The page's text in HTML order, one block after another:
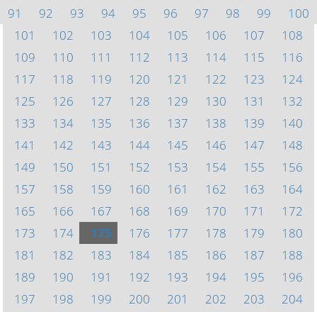
91
92 93 94 95 96 97 98 99
100
101
102 103 104 105 106 107
108
109
110 111 112 113 114 115
116
117
118 119 120 121 122 123
124
125
126 127 128 129 130 131
132
133
134 135 136 137 138 139
140
141
142 143 144 145 146 147
148
149
150 151 152 153 154 155
156
157
158 159 160 161 162 163
164
165
166 167 168 169 170 171
172
173
174 175 176 177 178 179
180
181
182 183 184 185 186 187
188
189
190 191 192 193 194 195
196
197
198 199 200 201 202 203
204